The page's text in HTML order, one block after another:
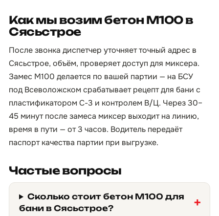
Как мы возим бетон М100 в
Сясьстрое
После звонка диспетчер уточняет точный адрес в
Сясьстрое, объём, проверяет доступ для миксера.
Замес М100 делается по вашей партии — на БСУ
под Всеволожском срабатывает рецепт для бани с
пластификатором С-3 и контролем В/Ц. Через 30–
45 минут после замеса миксер выходит на линию,
время в пути — от 3 часов. Водитель передаёт
паспорт качества партии при выгрузке.
Частые вопросы
Сколько стоит бетон М100 для
бани в Сясьстрое?